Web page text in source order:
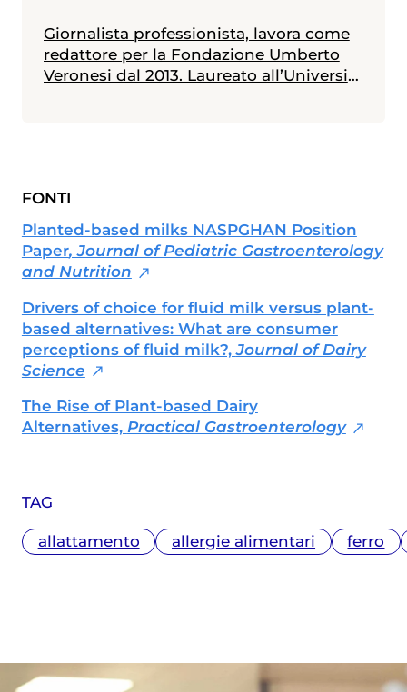
TAG
allattamento allergie alimentari ferro
Giornalista professionista, lavora come
redattore per la Fondazione Umberto
Veronesi dal 2013. Laureato all’Università
Messe alle spalle alcune esperienze
radiotelevisive, attualmente collabora
anche con diverse testate nazionali ed è
membro dell'Unione Giornalisti Italiani
Scientifici (Ugis).
FONTI
Planted-based milks NASPGHAN Position
Paper, Journal of Pediatric Gastroenterology
and Nutrition
Drivers of choice for fluid milk versus plant-
based alternatives: What are consumer
perceptions of fluid milk?,Journal of Dairy
Science
The Rise of Plant-based Dairy
Alternatives, Practical Gastroenterology